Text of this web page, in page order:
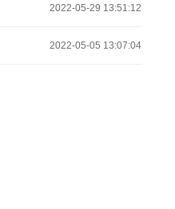
2022-05-29 13:51:12
2022-05-05 13:07:04